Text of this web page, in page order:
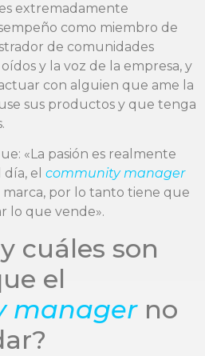
extremadamente
como miembro de
de comunidades
y la voz de la empresa, y
con alguien que ame la
sus productos y que tenga
«La pasión es realmente
el community manager
marca, por lo tanto tiene que
lo que vende».
cuáles son
el
managerno